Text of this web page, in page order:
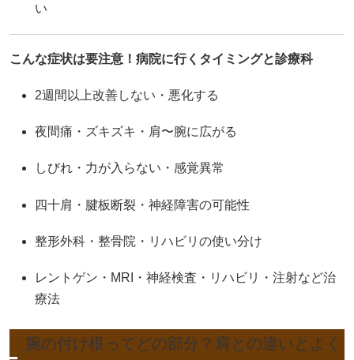
い
こんな症状は要注意！病院に行くタイミングと診療科
2週間以上改善しない・悪化する
夜間痛・ズキズキ・肩〜腕に広がる
しびれ・力が入らない・感覚異常
四十肩・腱板断裂・神経障害の可能性
整形外科・整骨院・リハビリの使い分け
レントゲン・MRI・神経検査・リハビリ・注射など治
療法
腕の付け根ってどの部分？肩との違いとよく